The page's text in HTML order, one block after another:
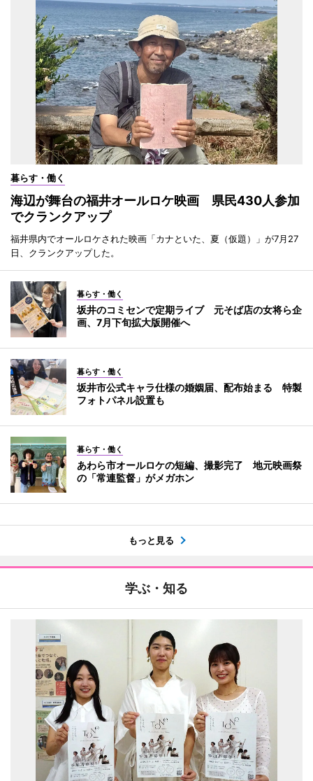
暮らす・働く
海辺が舞台の福井オールロケ映画 県民430人参加
でクランクアップ
福井県内でオールロケされた映画「カナといた、夏（仮題）」が7月27
日、クランクアップした。
暮らす・働く
坂井のコミセンで定期ライブ 元そば店の女将ら企
画、7月下旬拡大版開催へ
暮らす・働く
坂井市公式キャラ仕様の婚姻届、配布始まる 特製
フォトパネル設置も
暮らす・働く
あわら市オールロケの短編、撮影完了 地元映画祭
の「常連監督」がメガホン
もっと見る
学ぶ・知る